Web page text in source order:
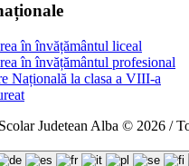
în învățământul liceal
în învățământul profesional
Națională la clasa a VIII-a
Judetean Alba © 2026 /